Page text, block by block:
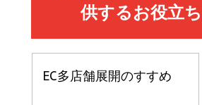
小さな会社は戦略が9割
ドリルを売るには穴を売れ
anan(アンアン)2026/
スペシャルエディション[王
￥1,100
anan(アンアン)2026/
年後半、あなたの恋と運
イシューからはじめよ［改訂
ルな本質」
￥2,200
経営メモ 16年の起業家